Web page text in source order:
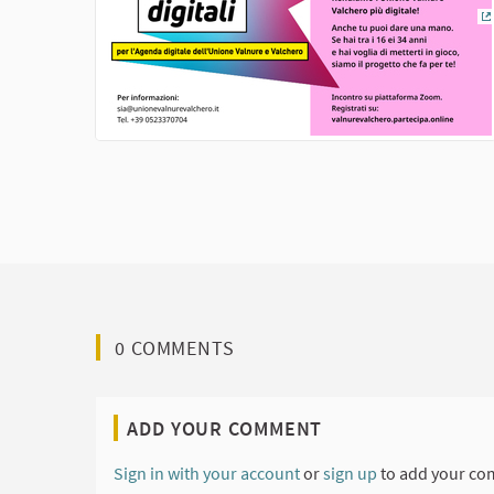
0 COMMENTS
ADD YOUR COMMENT
Sign in with your accountorsign up to add your